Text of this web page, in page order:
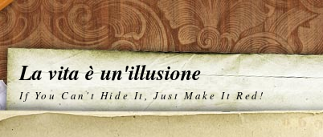
La vita è un'illusione
If You Can't Hide It, Just Make It Red!